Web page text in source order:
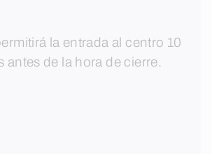
la entrada al centro 10
antes de la hora de cierre.